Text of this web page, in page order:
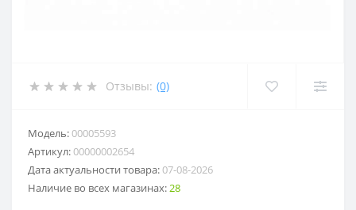
Отзывы: (0)
Модель:00005593
Артикул:00000002654
Дата актуальности товара:07-08-2026
Наличие во всех магазинах: 28